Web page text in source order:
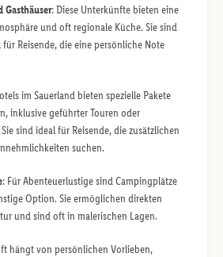
Gasthäuser: Diese Unterkünfte bieten eine
und oft regionale Küche. Sie sind
Reisende, die eine persönliche Note
im Sauerland bieten spezielle Pakete
inklusive geführter Touren oder
sind ideal für Reisende, die zusätzlichen
suchen.
: Für Abenteuerlustige sind Campingplätze
Option. Sie ermöglichen direkten
und sind oft in malerischen Lagen.
hängt von persönlichen Vorlieben,